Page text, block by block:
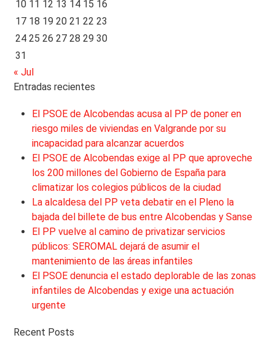
10 11 12 13 14 15 16
17 18 19 20 21 22 23
24 25 26 27 28 29 30
31
« Jul
Entradas recientes
El PSOE de Alcobendas acusa al PP de poner en
riesgo miles de viviendas en Valgrande por su
incapacidad para alcanzar acuerdos
El PSOE de Alcobendas exige al PP que aproveche
los 200 millones del Gobierno de España para
climatizar los colegios públicos de la ciudad
La alcaldesa del PP veta debatir en el Pleno la
bajada del billete de bus entre Alcobendas y Sanse
El PP vuelve al camino de privatizar servicios
públicos: SEROMAL dejará de asumir el
mantenimiento de las áreas infantiles
El PSOE denuncia el estado deplorable de las zonas
infantiles de Alcobendas y exige una actuación
urgente
Recent Posts